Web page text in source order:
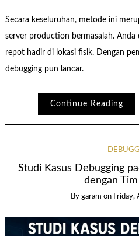
Secara keseluruhan, metode ini
server production bermasalah. Anda
repot hadir di lokasi fisik. Dengan
debugging pun lancar.
Continue Reading
Studi Kasus Debugging
dengan
By garam on Friday,